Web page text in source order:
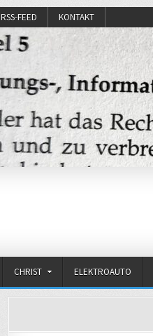
RSS-FEED KONTAKT
CHRIST ELEKTROAUTO